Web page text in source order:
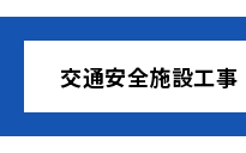
交通安全施設工事